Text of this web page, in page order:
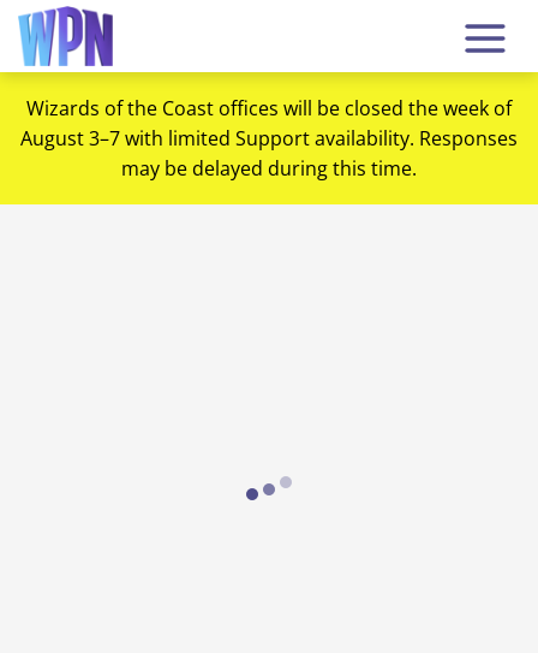
Wizards of the Coast offices will be closed the week of
August 3–7 with limited Support availability. Responses
may be delayed during this time.
Loading...